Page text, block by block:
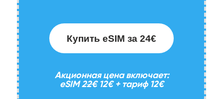
Купить eSIM за 24€
Акционная цена включает:
eSIM 22€12€ + тариф 12€